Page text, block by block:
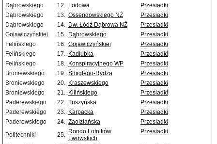
Dąbrowskiego
12. Lodowa
Przesiadki
Dąbrowskiego
13. Ossendowskiego NŻ
Przesiadki
Dąbrowskiego
14. Dw. Łódź Dąbrowa NŻ
Przesiadki
Gojawiczyńskiej
15. Dąbrowskiego
Przesiadki
Felińskiego
16. Gojawiczyńskiej
Przesiadki
Felińskiego
17. Kadłubka
Przesiadki
Felińskiego
18. Konspiracyjnego WP
Przesiadki
Broniewskiego
19. Śmigłego-Rydza
Przesiadki
Broniewskiego
20. Kraszewskiego
Przesiadki
Broniewskiego
21. Kilińskiego
Przesiadki
Paderewskiego
22. Tuszyńska
Przesiadki
Paderewskiego
23. Karpacka
Przesiadki
Paderewskiego
24. Zaolziańska
Przesiadki
Politechniki
25. Rondo Lotników
Lwowskich
Przesiadki